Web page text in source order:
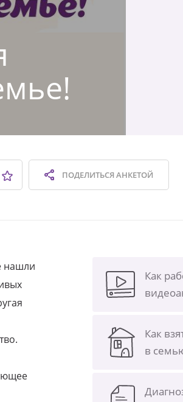
ПОДЕЛИТЬСЯАНКЕТОЙ
нашли
Как
Как
в